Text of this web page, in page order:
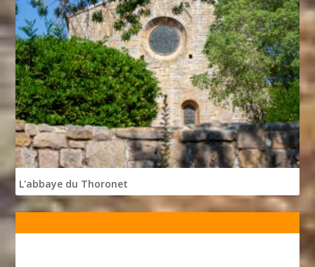
L'abbaye du Thoronet